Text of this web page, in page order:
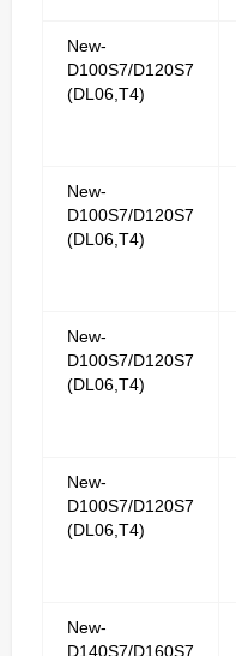
New-
D100S7/D120S7
(DL06,T4)
New-
D100S7/D120S7
(DL06,T4)
New-
D100S7/D120S7
(DL06,T4)
New-
D100S7/D120S7
(DL06,T4)
New-
D140S7/D160S7